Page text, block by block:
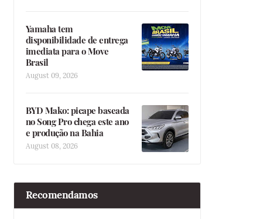
Yamaha tem
disponibilidade de entrega
imediata para o Move
Brasil
August 09, 2026
BYD Mako: picape baseada
no Song Pro chega este ano
e produção na Bahia
August 08, 2026
Recomendamos